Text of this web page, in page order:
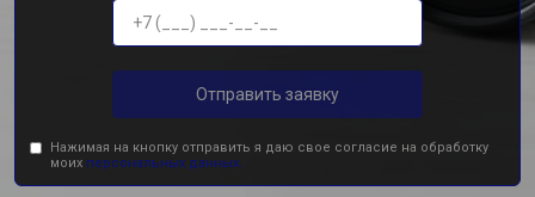
Отправить заявку
Нажимая на кнопку отправить я даю свое согласие на обработку
моих персональных данных.